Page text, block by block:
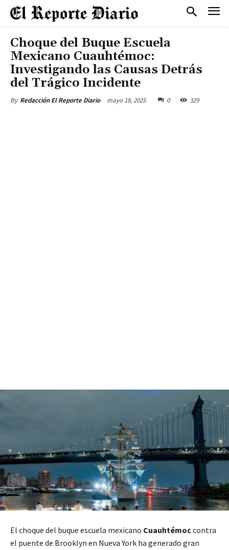
Choque del Buque Escuela
Mexicano Cuauhtémoc:
Investigando las Causas Detrás
del Trágico Incidente
By Redacción El Reporte Diario mayo 18, 2025 0 329
El choque del buque escuela mexicano Cuauhtémoccontra
el puente de Brooklyn en Nueva York ha generado gran